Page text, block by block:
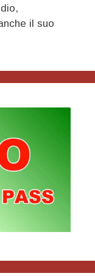
il suo